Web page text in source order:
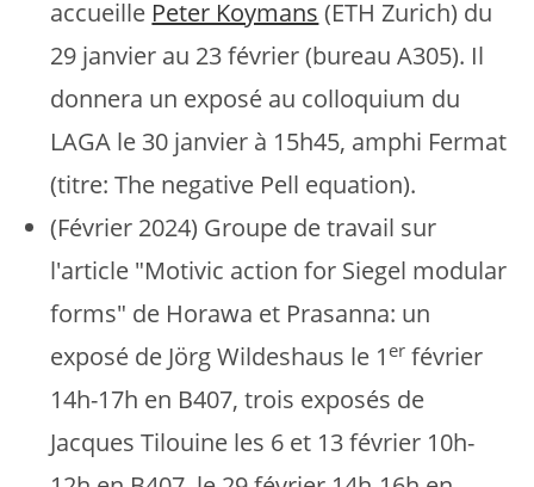
accueille Peter Koymans (ETH Zurich) du
29 janvier au 23 février (bureau A305). Il
donnera un exposé au colloquium du
LAGA le 30 janvier à 15h45, amphi Fermat
(titre: The negative Pell equation).
(Février 2024) Groupe de travail sur
l'article "Motivic action for Siegel modular
forms" de Horawa et Prasanna: un
exposé de Jörg Wildeshaus le 1 er février
14h-17h en B407, trois exposés de
Jacques Tilouine les 6 et 13 février 10h-